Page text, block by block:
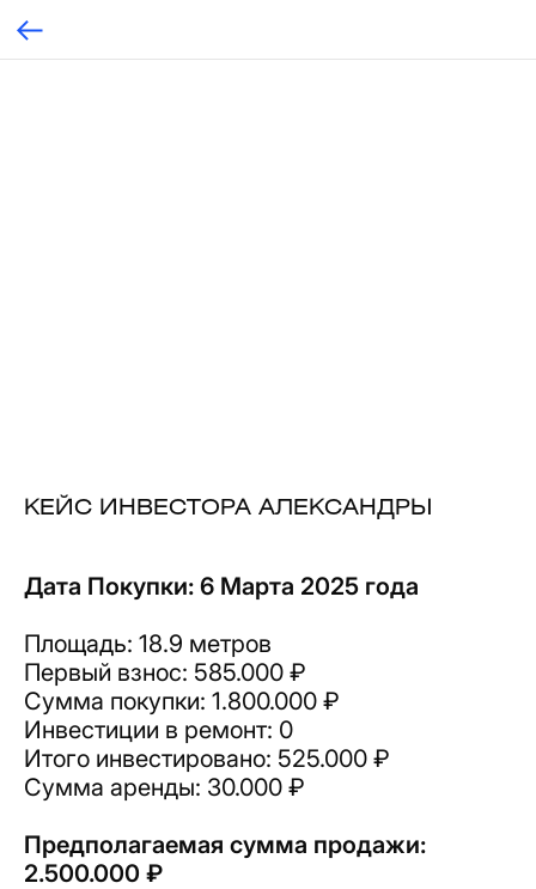
КЕЙС ИНВЕСТОРА АЛЕКСАНДРЫ
Дата Покупки: 6 Марта 2025 года
Площадь: 18.9 метров
Первый взнос: 585.000 ₽
Сумма покупки: 1.800.000 ₽
Инвестиции в ремонт: 0
Итого инвестировано: 525.000 ₽
Сумма аренды: 30.000 ₽
Предполагаемая сумма продажи:
2.500.000 ₽